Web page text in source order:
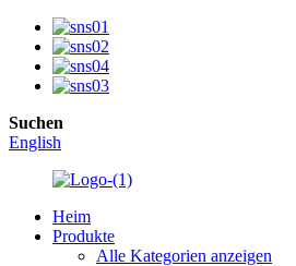
Suchen
English
Heim
Produkte
Alle Kategorien anzeigen